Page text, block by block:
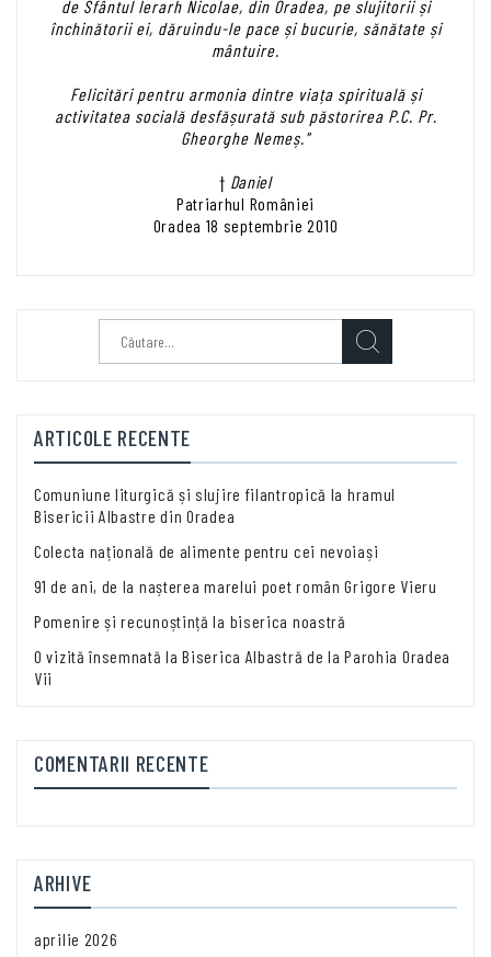
de Sfântul Ierarh Nicolae, din Oradea, pe slujitorii și
închinătorii ei, dăruindu-le pace și bucurie, sănătate și
mântuire.
Felicitări pentru armonia dintre viața spirituală și
activitatea socială desfășurată sub păstorirea P.C. Pr.
Gheorghe Nemeș."
† Daniel
Patriarhul României
Oradea 18 septembrie 2010
după:
ARTICOLE RECENTE
Comuniune liturgică și slujire filantropică la hramul
Bisericii Albastre din Oradea
Colecta națională de alimente pentru cei nevoiași
91 de ani, de la nașterea marelui poet român Grigore Vieru
Pomenire și recunoștință la biserica noastră
O vizită însemnată la Biserica Albastră de la Parohia Oradea
Vii
COMENTARII RECENTE
ARHIVE
aprilie 2026